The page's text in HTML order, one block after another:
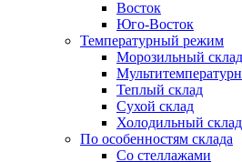
Восток
Юго-Восток
Температурный режим
Морозильный склад
Теплый склад
Сухой склад
Холодильный склад
По особенностям склада
Со стеллажами